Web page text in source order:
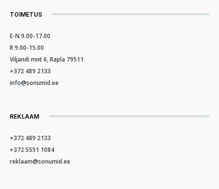
TOIMETUS
E-N 9.00-17.00
R 9.00-15.00
Viljandi mnt 6, Rapla 79511
+372 489 2133
info@sonumid.ee
REKLAAM
+372 489 2133
+372 5551 1084
reklaam@sonumid.ee